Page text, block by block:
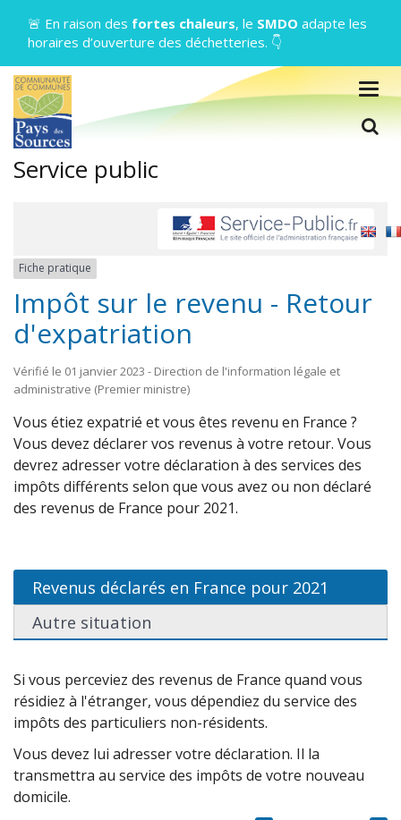
🚨 En raison des fortes chaleurs, le SMDO adapte les
horaires d’ouverture des déchetteries. 👇
Service public
Fiche pratique
Impôt sur le revenu - Retour
d'expatriation
Vérifié le 01 janvier 2023 - Direction de l'information légale et
administrative (Premier ministre)
Vous étiez expatrié et vous êtes revenu en France ?
Vous devez déclarer vos revenus à votre retour. Vous
devrez adresser votre déclaration à des services des
impôts différents selon que vous avez ou non déclaré
des revenus de France pour 2021.
Revenus déclarés en France pour 2021
Autre situation
Si vous perceviez des revenus de France quand vous
résidiez à l'étranger, vous dépendiez du service des
impôts des particuliers non-résidents.
Vous devez lui adresser votre déclaration. Il la
transmettra au service des impôts de votre nouveau
domicile.